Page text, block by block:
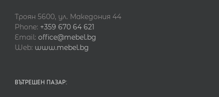
Троян 5600, ул. Македония 44
Phone: +359 670 64 621
Email: office@mebel.bg
Web: www.mebel.bg
ВЪТРЕШЕН ПАЗАР: